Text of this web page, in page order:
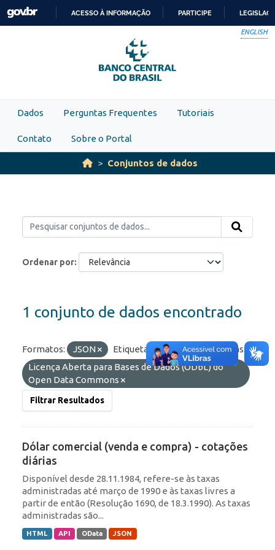
Skip to main content
PARA
O
CONTEÚDO
ACESSO À INFORMAÇÃO PARTICIPE
ENGLISH
Dados Perguntas Frequentes Tutoriais
Contato Sobre o Portal
Conjuntos de dados
Ordenar por
1 conjunto de dados encontrado
Formatos: JSON Etiquetas: diárias
Licenças:
Licença Aberta para Bases de Dados (ODbL) do
Open Data Commons
Filtrar Resultados
Dólar comercial (venda e compra) - cotações
diárias
Disponível desde 28.11.1984, refere-se às taxas
administradas até março de 1990 e às taxas livres a
partir de então (Resolução 1690, de 18.3.1990). As taxas
administradas são...
HTML API OData JSON